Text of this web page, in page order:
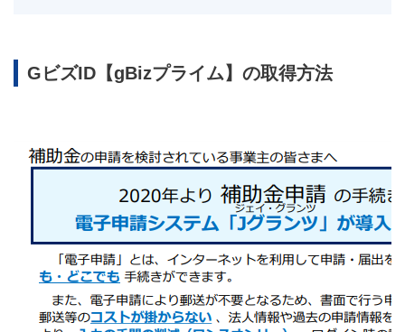
GビズID【gBizプライム】の取得方法